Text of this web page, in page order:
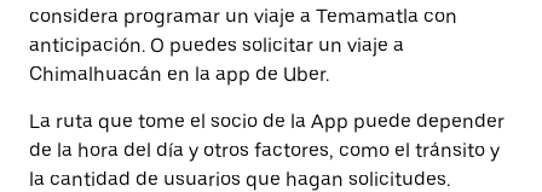
considera programar un viaje a Temamatla con
anticipación. O puedes solicitar un viaje a
Chimalhuacán en la app de Uber.
La ruta que tome el socio de la App puede depender
de la hora del día y otros factores, como el tránsito y
la cantidad de usuarios que hagan solicitudes.